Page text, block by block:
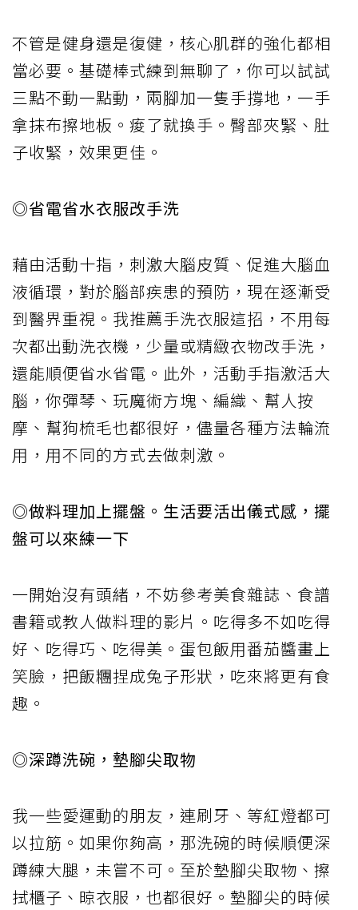
不管是健身還是復健，核心肌群的強化都相
當必要。基礎棒式練到無聊了，你可以試試
三點不動一點動，兩腳加一隻手撐地，一手
拿抹布擦地板。痠了就換手。臀部夾緊、肚
子收緊，效果更佳。
◎省電省水衣服改手洗
藉由活動十指，刺激大腦皮質、促進大腦血
液循環，對於腦部疾患的預防，現在逐漸受
到醫界重視。我推薦手洗衣服這招，不用每
次都出動洗衣機，少量或精緻衣物改手洗，
還能順便省水省電。此外，活動手指激活大
腦，你彈琴、玩魔術方塊、編織、幫人按
摩、幫狗梳毛也都很好，儘量各種方法輪流
用，用不同的方式去做刺激。
◎做料理加上擺盤。生活要活出儀式感，擺
盤可以來練一下
一開始沒有頭緒，不妨參考美食雜誌、食譜
書籍或教人做料理的影片。吃得多不如吃得
好、吃得巧、吃得美。蛋包飯用番茄醬畫上
笑臉，把飯糰捏成兔子形狀，吃來將更有食
趣。
◎深蹲洗碗，墊腳尖取物
我一些愛運動的朋友，連刷牙、等紅燈都可
以拉筋。如果你夠高，那洗碗的時候順便深
蹲練大腿，未嘗不可。至於墊腳尖取物、擦
拭櫃子、晾衣服，也都很好。墊腳尖的時候